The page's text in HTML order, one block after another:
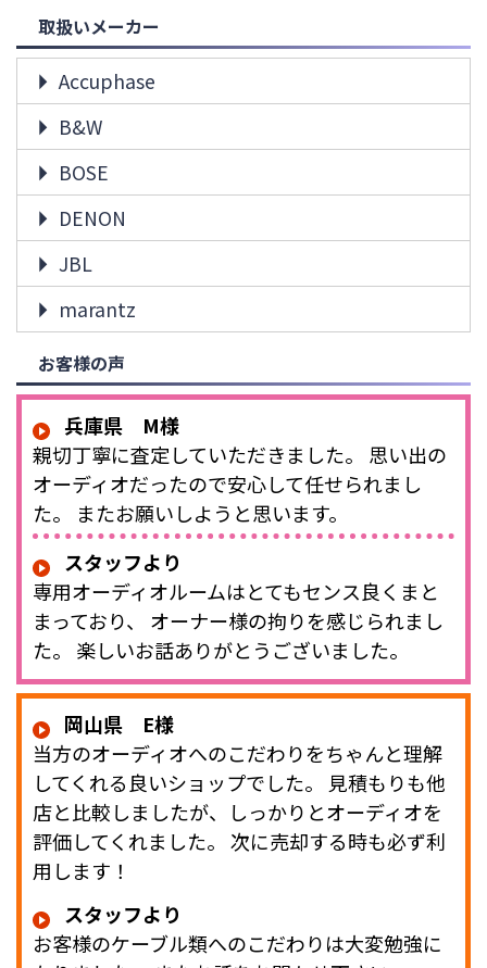
取扱いメーカー
Accuphase
B&W
BOSE
DENON
JBL
marantz
お客様の声
兵庫県 M様
親切丁寧に査定していただきました。 思い出の
オーディオだったので安心して任せられまし
た。 またお願いしようと思います。
スタッフより
専用オーディオルームはとてもセンス良くまと
まっており、 オーナー様の拘りを感じられまし
た。 楽しいお話ありがとうございました。
岡山県 E様
当方のオーディオへのこだわりをちゃんと理解
してくれる良いショップでした。 見積もりも他
店と比較しましたが、しっかりとオーディオを
評価してくれました。 次に売却する時も必ず利
用します！
スタッフより
お客様のケーブル類へのこだわりは大変勉強に